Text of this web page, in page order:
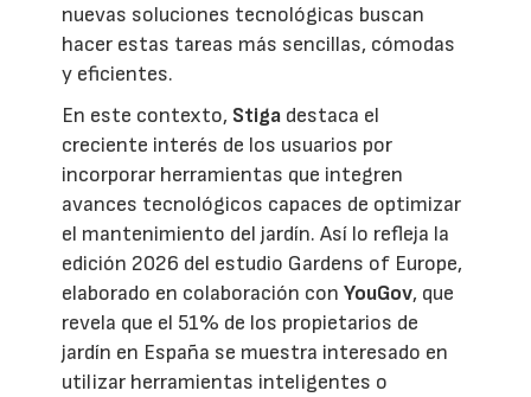
nuevas soluciones tecnológicas buscan
hacer estas tareas más sencillas, cómodas
y eficientes.
En este contexto, Stiga destaca el
creciente interés de los usuarios por
incorporar herramientas que integren
avances tecnológicos capaces de optimizar
el mantenimiento del jardín. Así lo refleja la
edición 2026 del estudio Gardens of Europe,
elaborado en colaboración conYouGov, que
revela que el 51% de los propietarios de
jardín en España se muestra interesado en
utilizar herramientas inteligentes o